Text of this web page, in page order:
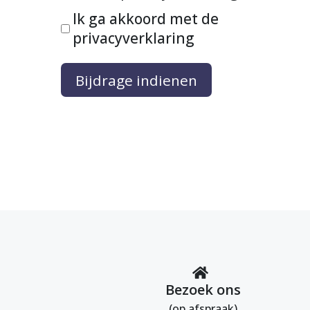
Ik ga akkoord met de
privacyverklaring
Bijdrage indienen
Bezoek ons